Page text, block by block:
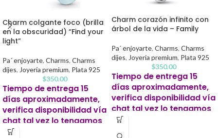
Charm colgante foco (brilla
en la obscuridad) “Find your
light”
Pa´ enjoyarte, Charms, Charms
dijes, Joyería premium, Plata 925
$350.00
Tiempo de entrega 15
días aproximadamente,
verifica disponibilidad vía
chat tal vez lo tengamos
listo antes.
Charm corazón infinito con
árbol de la vida – Family
Pa´ enjoyarte, Charms, Charms
dijes, Joyería premium, Plata 925
$350.00
Tiempo de entrega 15
días aproximadamente,
verifica disponibilidad vía
chat tal vez lo tengamos
listo antes.